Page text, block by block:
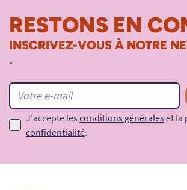
RESTONS EN
INSCRIVEZ-VOUS À NOTRE
*
J'accepte les conditions générales et la
confidentialité.